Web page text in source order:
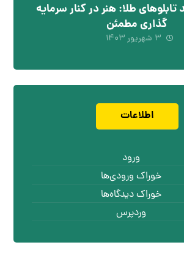
تابلوهای طلا: هنر در کنار سرمایه
گذاری مطمئن
۳ شهریور ۱۴۰۳
اطلاعات
ورود
خوراک ورودی‌ها
خوراک دیدگاه‌ها
وردپرس